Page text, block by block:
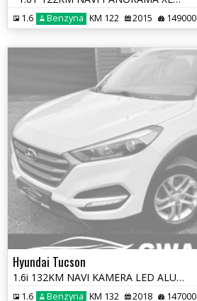
1.6 Benzyna KM 122 2015 149000
Hyundai Tucson
1.6i 132KM NAVI KAMERA LED ALU Grz.FOTELE KLIMATRONIK 2xPDC OPŁATY
1.6 Benzyna KM 132 2018 147000